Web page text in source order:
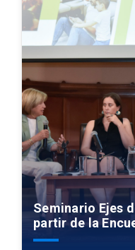
Seminario Ejes
partir de la
Seminario Ejes
partir de la